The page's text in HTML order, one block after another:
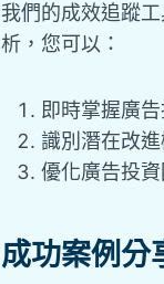
我們的成效追蹤
析，您可以：
即時掌握廣
識別潛在改
優化廣告投
成功案例分